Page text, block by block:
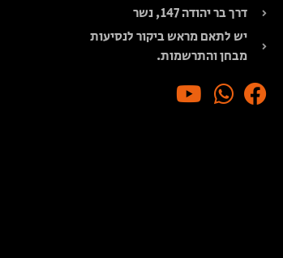
דרך בר יהודה 147, נשר
יש לתאם מראש ביקור לנסיעות
מבחן והתרשמות.